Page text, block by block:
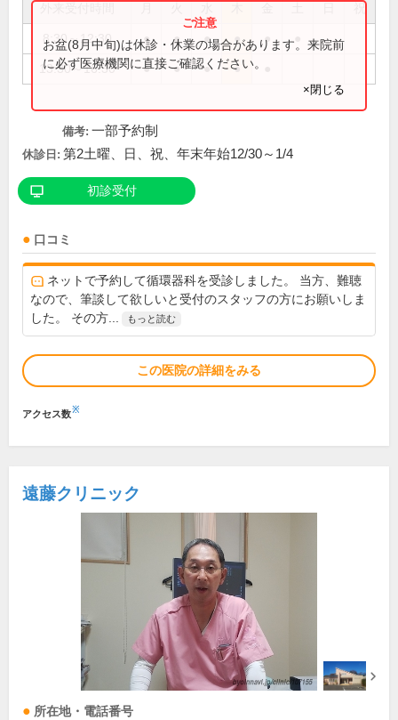
祝
8:30～12:30 ● ● ● ● ●
13:30～16:30 ● ● ● ●
お盆(8月中旬)は休診・休業の場合があります。来院前
に必ず医療機関に直接ご確認ください。
×閉じる
備考: 一部予約制
休診日: 第2土曜、日、祝、年末年始12/30～1/4
初診受付
口コミ
ネットで予約して循環器科を受診しました。 当方、難聴
なので、筆談して欲しいと受付のスタッフの方にお願いしま
した。 その方...
もっと読む
この医院の詳細をみる
アクセス数※
遠藤クリニック
所在地・電話番号